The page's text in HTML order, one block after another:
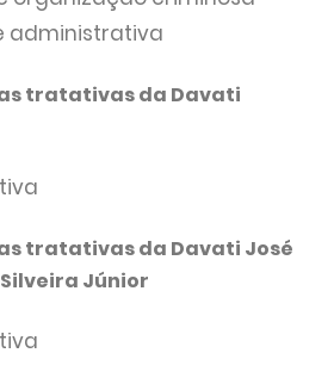
administrativa
tratativas da Davati
tratativas da Davati José
Júnior